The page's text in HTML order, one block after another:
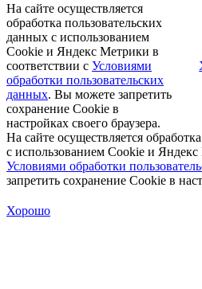
На сайте осуществляется
обработка пользовательских
данных с использованием
Cookie и Яндекс Метрики в
соответствии с Условиями
обработки пользовательских
данных. Вы можете запретить
сохранение Cookie в
настройках своего браузера.
На сайте осуществляется
с использованием Cookie и
Условиями обработки
запретить сохранение Cookie в
Хорошо